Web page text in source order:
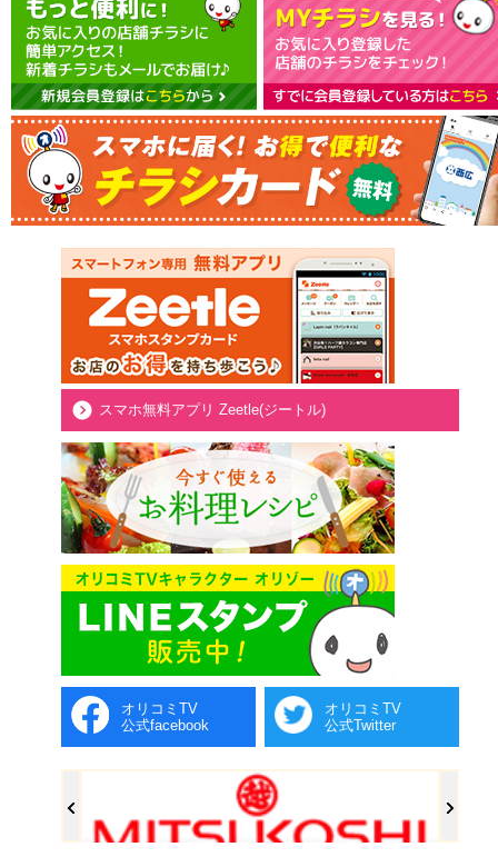
スマホ無料アプリ Zeetle(ジートル)
オリコミTV
公式facebook
オリコミTV
公式Twitter